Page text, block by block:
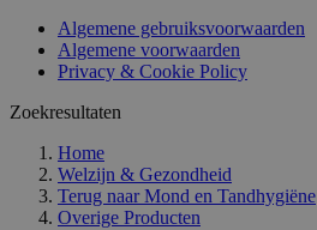
Algemene gebruiksvoorwaarden
Algemene voorwaarden
Privacy & Cookie Policy
Zoekresultaten
Home
Welzijn & Gezondheid
Terug naar Mond en Tandhygiëne
Overige Producten